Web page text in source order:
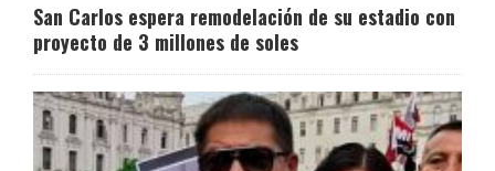
San Carlos espera remodelación de su estadio con
proyecto de 3 millones de soles